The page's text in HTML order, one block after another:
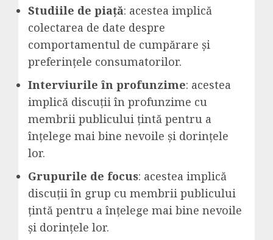
Studiile de piață: acestea implică
colectarea de date despre
comportamentul de cumpărare și
preferințele consumatorilor.
Interviurile în profunzime: acestea
implică discuții în profunzime cu
membrii publicului țintă pentru a
înțelege mai bine nevoile și dorințele
lor.
Grupurile de focus: acestea implică
discuții în grup cu membrii publicului
țintă pentru a înțelege mai bine nevoile
și dorințele lor.